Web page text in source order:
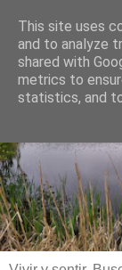
This site uses
and to analyze
shared with
metrics to
statistics, and